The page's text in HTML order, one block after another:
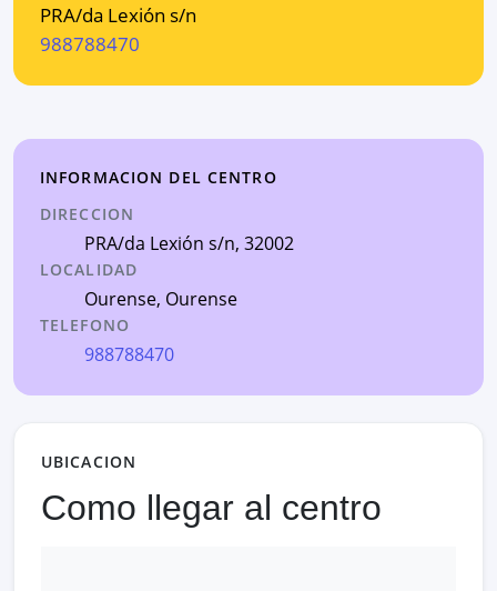
PRA/da Lexión s/n
988788470
INFORMACION DEL CENTRO
DIRECCION
PRA/da Lexión s/n, 32002
LOCALIDAD
Ourense, Ourense
TELEFONO
988788470
UBICACION
Como llegar al centro